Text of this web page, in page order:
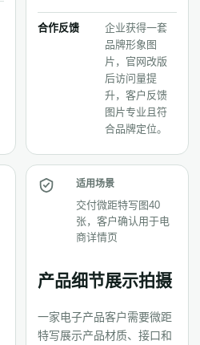
合作反馈
企业获得一套
品牌形象图
片，官网改版
后访问量提
升，客户反馈
图片专业且符
合品牌定位。
适用场景
交付微距特写图40
张，客户确认用于电
商详情页
产品细节展示拍摄
一家电子产品客户需要微距
特写展示产品材质、接口和